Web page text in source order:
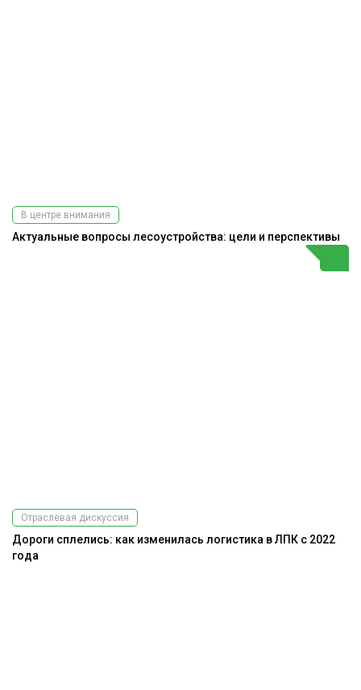
В центре внимания
Актуальные вопросы лесоустройства: цели и перспективы
Отраслевая дискуссия
Дороги сплелись: как изменилась логистика в ЛПК с 2022
года